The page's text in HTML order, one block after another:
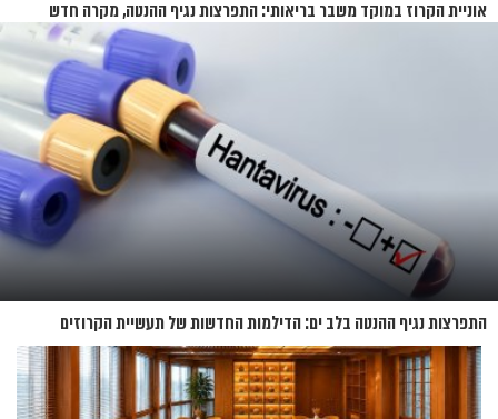
אוניית הקרוז במוקד משבר בריאותי: התפרצות נגיף ההנטה, מקרה חדש
התפרצות נגיף ההנטה בלב ים: הדילמות החדשות של תעשיית הקרוזים